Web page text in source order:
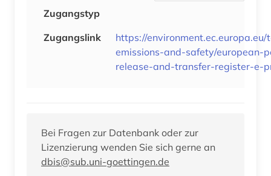
Zugangstyp
Zugangslink
https://
emissions-and-safety/european-
release-and-transfer-register-e-
Bei Fragen zur Datenbank oder zur
Lizenzierung wenden Sie sich gerne an
dbis@sub.uni-goettingen.de